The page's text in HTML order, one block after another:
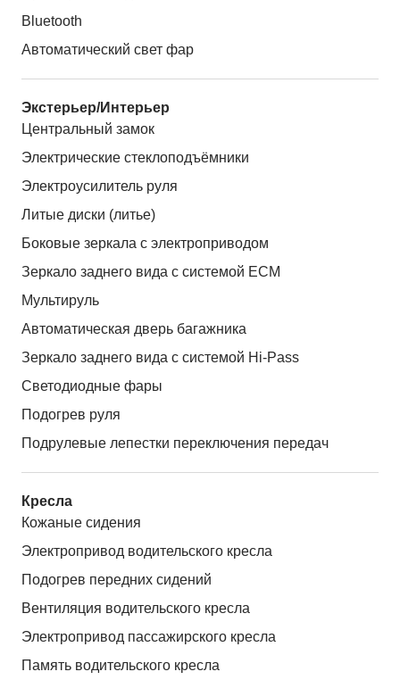
Bluetooth
Автоматический свет фар
Экстерьер/Интерьер
Центральный замок
Электрические стеклоподъёмники
Электроусилитель руля
Литые диски (литье)
Боковые зеркала с электроприводом
Зеркало заднего вида с системой ЕСМ
Мультируль
Автоматическая дверь багажника
Зеркало заднего вида с системой Hi-Pass
Светодиодные фары
Подогрев руля
Подрулевые лепестки переключения передач
Кресла
Кожаные сидения
Электропривод водительского кресла
Подогрев передних сидений
Вентиляция водительского кресла
Электропривод пассажирского кресла
Память водительского кресла